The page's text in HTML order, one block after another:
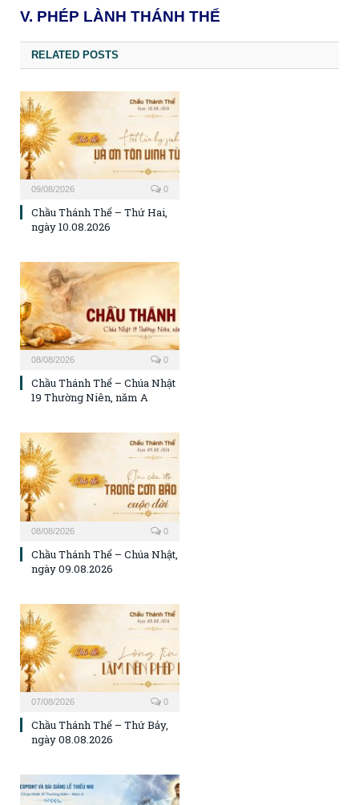
V. PHÉP LÀNH THÁNH THỂ
RELATED POSTS
09/08/2026 0
Chầu Thánh Thể – Thứ Hai,
ngày 10.08.2026
08/08/2026 0
Chầu Thánh Thể – Chúa Nhật
19 Thường Niên, năm A
08/08/2026 0
Chầu Thánh Thể – Chúa Nhật,
ngày 09.08.2026
07/08/2026 0
Chầu Thánh Thể – Thứ Bảy,
ngày 08.08.2026